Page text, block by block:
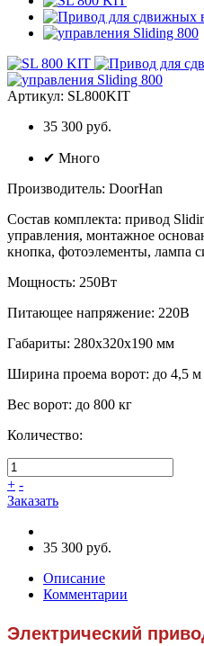
Артикул: SL800KIT
35 300 руб.
✔ Много
Производитель: DoorHan
Состав комплекта: привод
управления, монтажное
кнопка, фотоэлементы, лампа
Мощность: 250Вт
Питающее напряжение: 220В
Габариты: 280х320х190 мм
Ширина проема ворот: до 4,5 м
Вес ворот: до 800 кг
Количество:
+ -
Заказать
35 300 руб.
Описание
Комментарии
Электрический